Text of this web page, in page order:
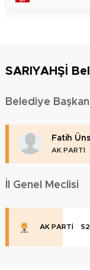
SARIYAHŞİ
Belediye
Fatih
AK PARTİ
İl Genel Meclisi
AK PARTİ